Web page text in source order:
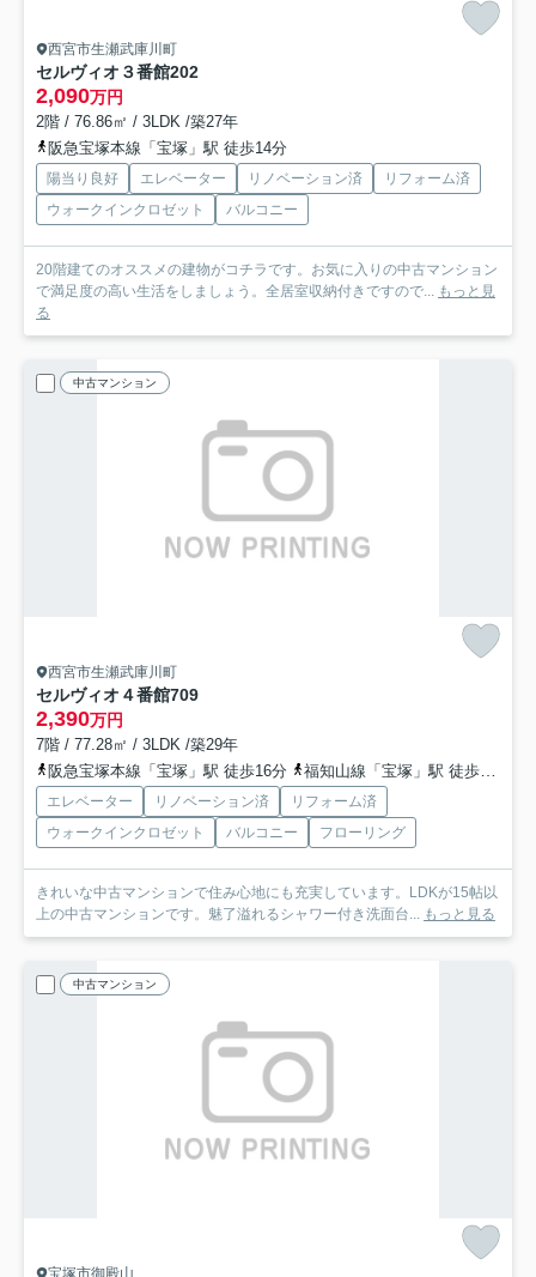
西宮市生瀬武庫川町
セルヴィオ３番館202
2,090万円
2階 / 76.86㎡ / 3LDK /築27年
阪急宝塚本線「宝塚」駅 徒歩14分
陽当り良好 エレベーター リノベーション済
リフォーム済
ウォークインクロゼット
バルコニー
20階建てのオススメの建物がコチラです。お気に入りの中古マンション
で満足度の高い生活をしましょう。全居室収納付きですので... もっと見
る
中古マンション
西宮市生瀬武庫川町
セルヴィオ４番館709
2,390万円
7階 / 77.28㎡ / 3LDK /築29年
阪急宝塚本線「宝塚」駅 徒歩16分
福知山線「宝塚」駅 徒歩16分
エレベーター リノベーション済
リフォーム済
ウォークインクロゼット
バルコニー フローリング
きれいな中古マンションで住み心地にも充実しています。LDKが15帖以
上の中古マンションです。魅了溢れるシャワー付き洗面台... もっと見る
中古マンション
宝塚市御殿山